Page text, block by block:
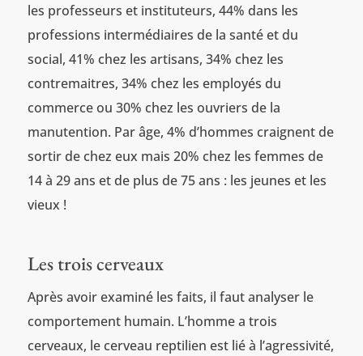
les professeurs et instituteurs, 44% dans les
professions intermédiaires de la santé et du
social, 41% chez les artisans, 34% chez les
contremaitres, 34% chez les employés du
commerce ou 30% chez les ouvriers de la
manutention. Par âge, 4% d’hommes craignent de
sortir de chez eux mais 20% chez les femmes de
14 à 29 ans et de plus de 75 ans : les jeunes et les
vieux !
Les trois cerveaux
Après avoir examiné les faits, il faut analyser le
comportement humain. L’homme a trois
cerveaux, le cerveau reptilien est lié à l’agressivité,